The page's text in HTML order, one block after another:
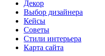
Декор
Выбор дизайнера
Кейсы
Советы
Стили интерьера
Карта сайта